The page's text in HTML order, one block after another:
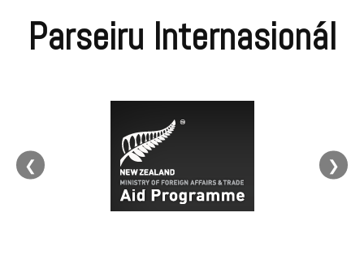
Parseiru Internasionál
❮ ❯